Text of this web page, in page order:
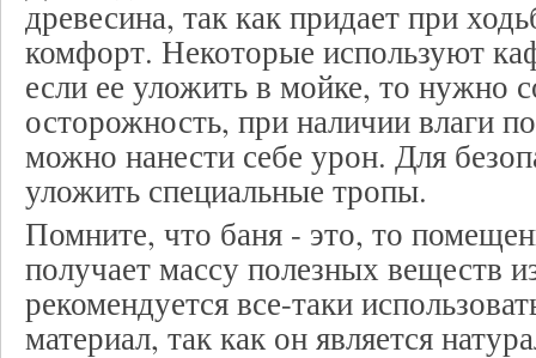
древесина, так как придает при
комфорт. Некоторые используют
если ее уложить в мойке, то нужно
осторожность, при наличии влаги
можно нанести себе урон. Для
уложить специальные тропы.
Помните, что баня - это, то
получает массу полезных веществ
рекомендуется все-таки
материал, так как он является